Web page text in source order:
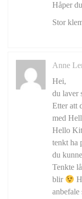
Håper
Stor
Anne
Hei,
du laver
Etter att
med
Hello
tenkt ha
du
Tenkte
blir
anbefale